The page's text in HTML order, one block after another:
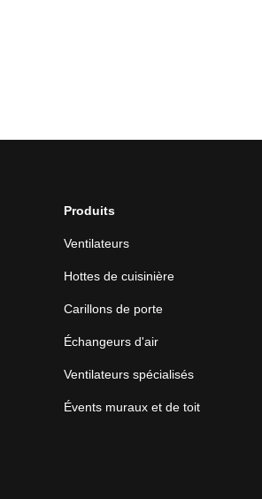
Produits
Ventilateurs
Hottes de cuisinière
Carillons de porte
Échangeurs d'air
Ventilateurs spécialisés
Évents muraux et de toit